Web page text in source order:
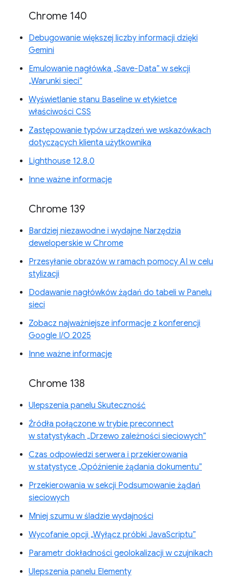
Chrome 140
Debugowanie większej liczby informacji dzięki
Gemini
Emulowanie nagłówka „Save-Data” w sekcji
„Warunki sieci”
Wyświetlanie stanu Baseline w etykietce
właściwości CSS
Zastępowanie typów urządzeń we wskazówkach
dotyczących klienta użytkownika
Lighthouse 12.8.0
Inne ważne informacje
Chrome 139
Bardziej niezawodne i wydajne Narzędzia
deweloperskie w Chrome
Przesyłanie obrazów w ramach pomocy AI w celu
stylizacji
Dodawanie nagłówków żądań do tabeli w Panelu
sieci
Zobacz najważniejsze informacje z konferencji
Google I/O 2025
Inne ważne informacje
Chrome 138
Ulepszenia panelu Skuteczność
Źródła połączone w trybie preconnect
w statystykach „Drzewo zależności sieciowych”
Czas odpowiedzi serwera i przekierowania
w statystyce „Opóźnienie żądania dokumentu”
Przekierowania w sekcji Podsumowanie żądań
sieciowych
Mniej szumu w śladzie wydajności
Wycofanie opcji „Wyłącz próbki JavaScriptu”
Parametr dokładności geolokalizacji w czujnikach
Ulepszenia panelu Elementy